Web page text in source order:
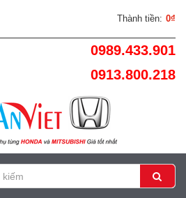
Thành tiền: 0₫
0989.433.901
0913.800.218